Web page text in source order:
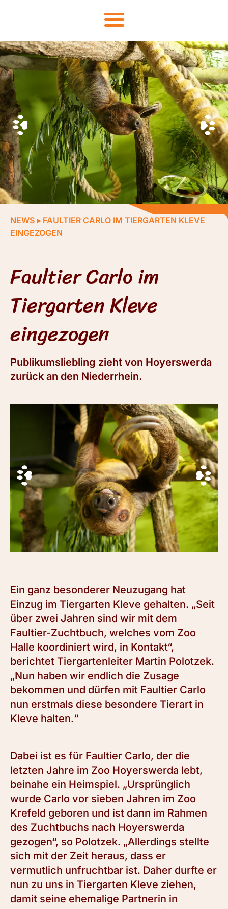
NEWS ▸ FAULTIER CARLO IM TIERGARTEN KLEVE
EINGEZOGEN
Faultier Carlo im
Tiergarten Kleve
eingezogen
Publikumsliebling zieht von Hoyerswerda
zurück an den Niederrhein.
Ein ganz besonderer Neuzugang hat
Einzug im Tiergarten Kleve gehalten. „Seit
über zwei Jahren sind wir mit dem
Faultier-Zuchtbuch, welches vom Zoo
Halle koordiniert wird, in Kontakt“,
berichtet Tiergartenleiter Martin Polotzek.
„Nun haben wir endlich die Zusage
bekommen und dürfen mit Faultier Carlo
nun erstmals diese besondere Tierart in
Kleve halten.“
Dabei ist es für Faultier Carlo, der die
letzten Jahre im Zoo Hoyerswerda lebt,
beinahe ein Heimspiel. „Ursprünglich
wurde Carlo vor sieben Jahren im Zoo
Krefeld geboren und ist dann im Rahmen
des Zuchtbuchs nach Hoyerswerda
gezogen“, so Polotzek. „Allerdings stellte
sich mit der Zeit heraus, dass er
vermutlich unfruchtbar ist. Daher durfte er
nun zu uns in Tiergarten Kleve ziehen,
damit seine ehemalige Partnerin in